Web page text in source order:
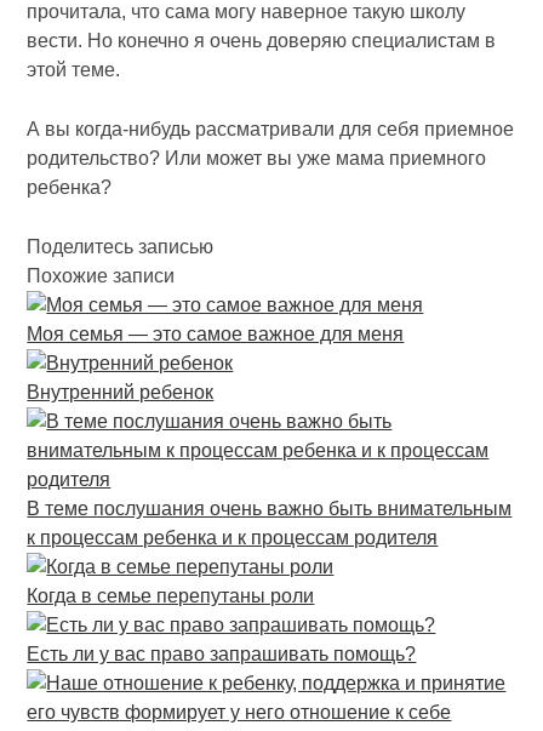
прочитала, что сама могу наверное такую школу
вести. Но конечно я очень доверяю специалистам в
этой теме.
А вы когда-нибудь рассматривали для себя приемное
родительство? Или может вы уже мама приемного
ребенка?
Поделитесь записью
Похожие записи
Моя семья — это самое важное для меня
Внутренний ребенок
В теме послушания очень важно быть внимательным
к процессам ребенка и к процессам родителя
Когда в семье перепутаны роли
Есть ли у вас право запрашивать помощь?